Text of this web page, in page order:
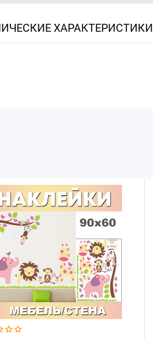
ХАРАКТЕРИСТИКИ